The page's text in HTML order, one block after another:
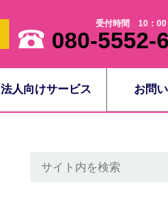
受付時間 10：00
080-5552-
法人向けサービス お問